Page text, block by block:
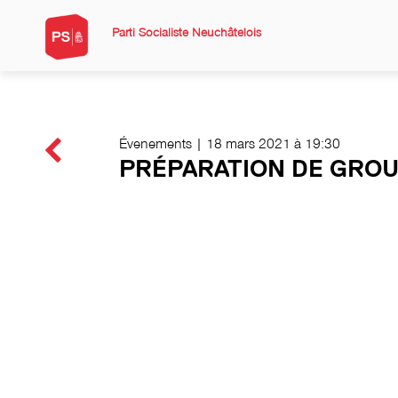
Parti Socialiste Neuchâtelois
Évenements | 18 mars 2021 à 19:30
PRÉPARATION DE